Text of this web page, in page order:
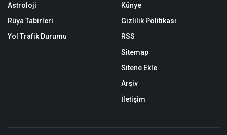
Astroloji
Rüya Tabirleri
Yol Trafik Durumu
Künye
Gizlilik Politikası
RSS
Sitemap
Sitene Ekle
Arşiv
İletişim